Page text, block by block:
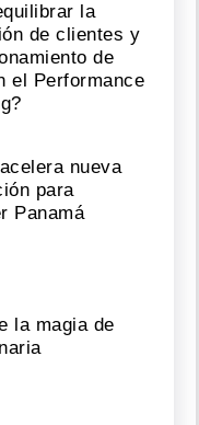
la
de clientes y
de
el Performance
nueva
para
Panamá
la magia de